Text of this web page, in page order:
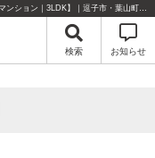
こちらは会員物件です【im-316211｜藤沢市鵠沼海岸2丁目｜中古マンション｜3LDK】｜逗子市・葉山町・湘南エリアの不動産のことならセンチュリー21リビングライフにお任せください！
検索 お知らせ